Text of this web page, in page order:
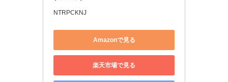
NTRPCKNJ
Amazonで見る
楽天市場で見る